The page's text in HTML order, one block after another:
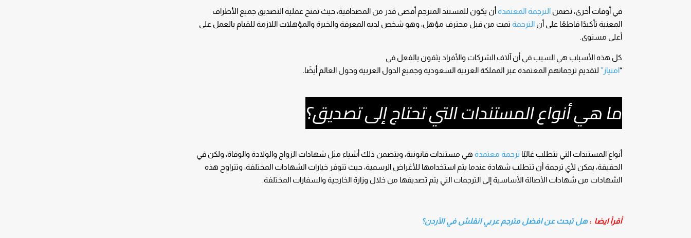
في أوقات أخرى، تضمن الترجمة المعتمدةأن يكون للمستند المترجم أقصى قدر من المصداقية، حيث تمنح عملية التصديق جميع الأطراف
المعنية تأكيدًا قاطعًا على أنالترجمة تمت من قبل محترف مؤهل، وهو شخص لديه المعرفة والخبرة والمؤهلات اللازمة للقيام بالعمل على
أعلى مستوى.
كل هذه الأسباب هي السبب في أن آلاف الشركات والأفراد يثقون بالفعل في
“امتياز” لتقديم ترجماتهم المعتمدة عبر المملكة العربية السعودية وجميع الدول العربية وحول العالم أيضًا.
ما هي أنواع المستندات التي تحتاج إلى تصديق؟
أنواع المستندات التي تتطلب غالبًا ترجمة معتمدة هي مستندات قانونية، ويتضمن ذلك أشياء مثل شهادات الزواج والولادة والوفاة، ولكن في
الحقيقة، يمكن لأي ترجمة أن تتطلب شهادة عندما يتم استخدامها للأغراض الرسمية، حيث تتوفر خيارات الشهادات المختلفة، وتتراوح هذه
الشهادات من شهادات الأصالة الأساسية إلى الترجمات التي يتم تصديقها من خلال وزارة الخارجية والسفارات المختلفة.
أقرأ ايضا : هل تبحث عن افضل مترجم عربي انقلش في الأردن؟